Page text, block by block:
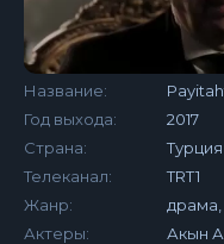
Название:
Год выхода:
2017
Страна:
Турция
Телеканал:
TRT1
Жанр:
Актеры:
Акын